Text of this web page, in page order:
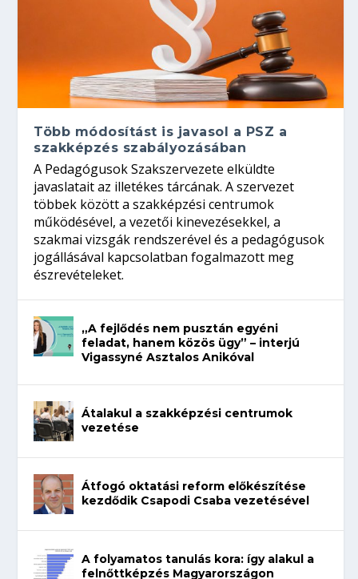
Több módosítást is javasol a PSZ a
szakképzés szabályozásában
A Pedagógusok Szakszervezete elküldte
javaslatait az illetékes tárcának. A szervezet
többek között a szakképzési centrumok
működésével, a vezetői kinevezésekkel, a
szakmai vizsgák rendszerével és a pedagógusok
jogállásával kapcsolatban fogalmazott meg
észrevételeket.
„A fejlődés nem pusztán egyéni
feladat, hanem közös ügy” – interjú
Vigassyné Asztalos Anikóval
Átalakul a szakképzési centrumok
vezetése
Átfogó oktatási reform előkészítése
kezdődik Csapodi Csaba vezetésével
A folyamatos tanulás kora: így alakul a
felnőttképzés Magyarországon